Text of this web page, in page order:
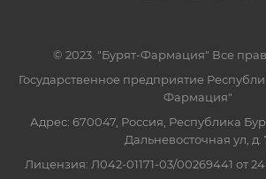
© 2023. "Бурят-Фармация" Все
Государственное предприятие
Фармация"
Адрес: 670047, Россия, Республика
Дальневосточная ул, д.
Лицензия: Л042-01171-03/00269441 от